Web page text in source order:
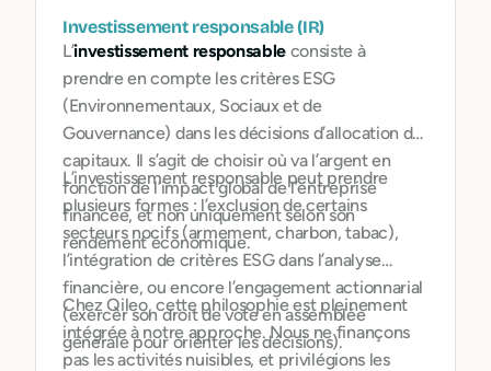
Investissement responsable (IR)
L’investissement responsable consiste à
prendre en compte les critères ESG
(Environnementaux, Sociaux et de
Gouvernance) dans les décisions d’allocation de
capitaux. Il s’agit de choisir où va l’argent en
fonction de l’impact global de l’entreprise
financée, et non uniquement selon son
rendement économique.
L’investissement responsable peut prendre
plusieurs formes : l’exclusion de certains
secteurs nocifs (armement, charbon, tabac),
l’intégration de critères ESG dans l’analyse
financière, ou encore l’engagement actionnarial
(exercer son droit de vote en assemblée
générale pour orienter les décisions).
Chez Qileo, cette philosophie est pleinement
intégrée à notre approche. Nous ne finançons
pas les activités nuisibles, et privilégions les